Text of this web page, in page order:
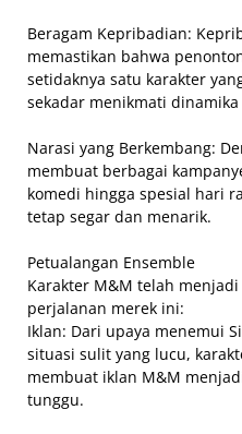
Beragam Kepribadian:
memastikan bahwa
setidaknya satu karakter
sekadar menikmati
Narasi yang Berkembang:
membuat berbagai
komedi hingga spesial hari
tetap segar dan menarik.
Petualangan Ensemble
Karakter M&M telah
perjalanan merek ini:
Iklan: Dari upaya menemui
situasi sulit yang lucu,
membuat iklan M&M
tunggu.